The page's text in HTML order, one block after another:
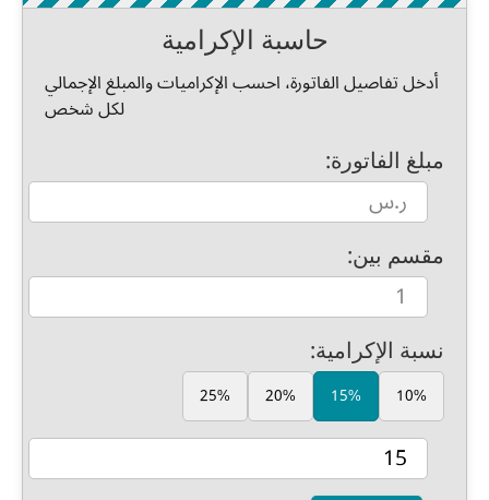
حاسبة الإكرامية
أدخل تفاصيل الفاتورة، احسب الإكراميات والمبلغ الإجمالي
لكل شخص
مبلغ الفاتورة:
مقسم بين:
نسبة الإكرامية:
10%
15%
20%
25%